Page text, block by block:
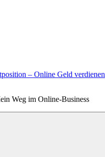
– Online Geld verdienen
Weg im Online-Business